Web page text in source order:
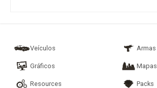
Veículos Armas
Gráficos Mapas
Resources Packs